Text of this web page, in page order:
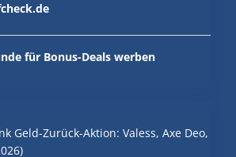
für Bonus-Deals werben
Geld-Zurück-Aktion: Valess, Axe Deo,